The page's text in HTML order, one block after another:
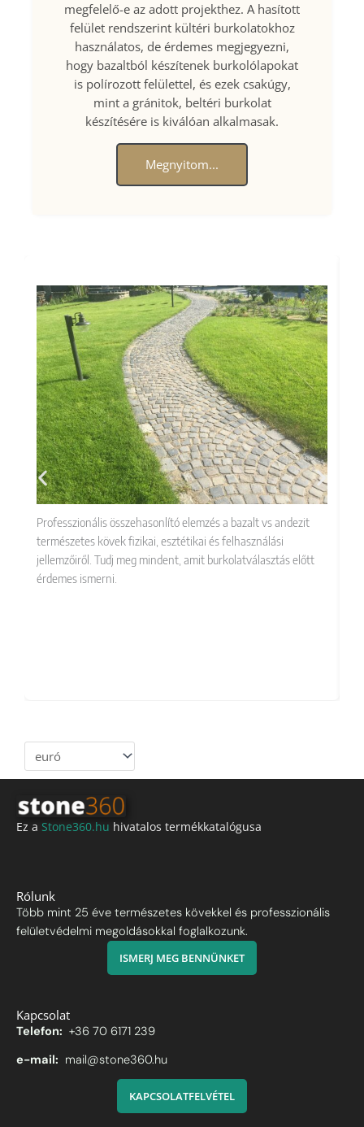
megfelelő-e az adott projekthez. A hasított
felület rendszerint kültéri burkolatokhoz
használatos, de érdemes megjegyezni,
hogy bazaltból készítenek burkolólapokat
is polírozott felülettel, és ezek csakúgy,
mint a gránitok, beltéri burkolat
készítésére is kiválóan alkalmasak.
Megnyitom...
Professzionális összehasonlító elemzés a bazalt vs andezit
természetes kövek fizikai, esztétikai és felhasználási
jellemzőiről. Tudj meg mindent, amit burkolatválasztás előtt
érdemes ismerni.
Ez a Stone360.hu hivatalos termékkatalógusa
Rólunk
Több mint 25 éve természetes kövekkel és professzionális
felületvédelmi megoldásokkal foglalkozunk.
ISMERJ MEG BENNÜNKET
Kapcsolat
Telefon: +36 70 6171 239
e-mail: mail@stone360.hu
KAPCSOLATFELVÉTEL